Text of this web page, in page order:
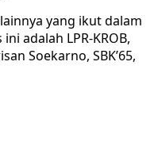
lainnya yang ikut dalam
adalah LPR-KROB,
Soekarno, SBK’65,